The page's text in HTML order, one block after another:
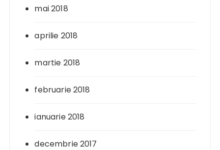
mai 2018
aprilie 2018
martie 2018
februarie 2018
ianuarie 2018
decembrie 2017